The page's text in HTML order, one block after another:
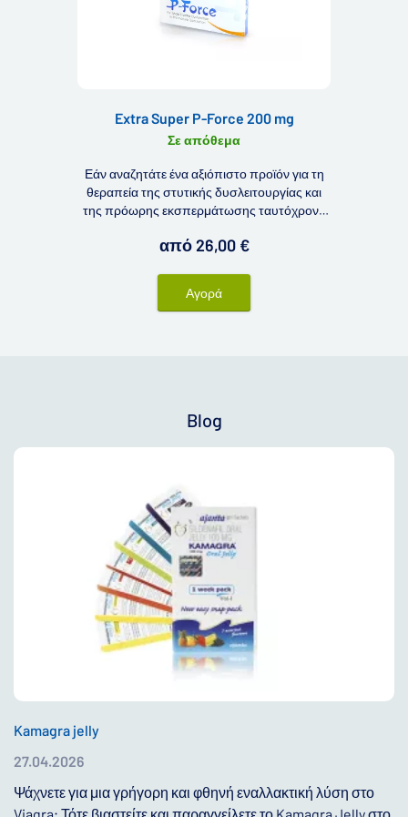
Extra Super P-Force 200 mg
Σε απόθεμα
Εάν αναζητάτε ένα αξιόπιστο προϊόν για τη
θεραπεία της στυτικής δυσλειτουργίας και
της πρόωρης εκσπερμάτωσης ταυτόχρονα
προϊόν Extra Super P-Force 200 mg. Το κύριο
δραστικών ουσιών σε ένα δισκίο.
από 26,00 €
Αγορά
Blog
Kamagra jelly
27.04.2026
Ψάχνετε για μια γρήγορη και φθηνή εναλλακτική λύση στο
Viagra; Τότε βιαστείτε και παραγγείλετε το Kamagra Jelly στο